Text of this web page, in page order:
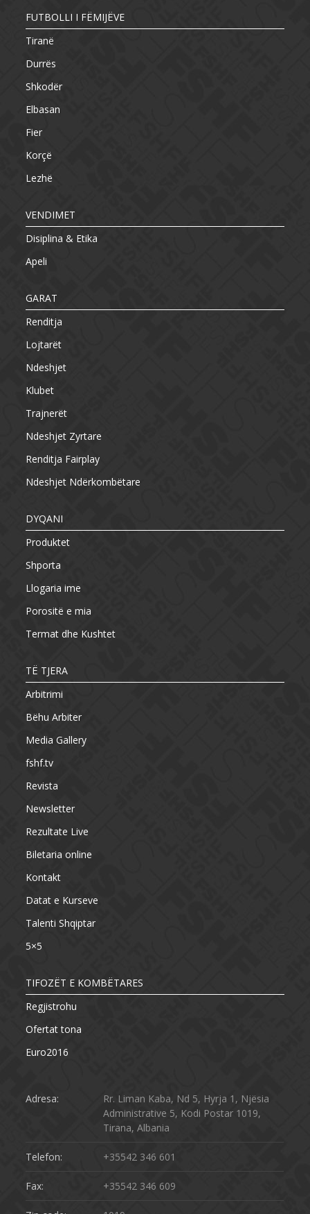
FUTBOLLI I FËMIJËVE
Tiranë
Durrës
Shkodër
Elbasan
Fier
Korçë
Lezhë
VENDIMET
Disiplina & Etika
Apeli
GARAT
Renditja
Lojtarët
Ndeshjet
Klubet
Trajnerët
Ndeshjet Zyrtare
Renditja Fairplay
Ndeshjet Ndërkombëtare
DYQANI
Produktet
Shporta
Llogaria ime
Porositë e mia
Termat dhe Kushtet
TË TJERA
Arbitrimi
Bëhu Arbiter
Media Gallery
fshf.tv
Revista
Newsletter
Rezultate Live
Biletaria online
Kontakt
Datat e Kurseve
Talenti Shqiptar
5×5
TIFOZËT E KOMBËTARES
Regjistrohu
Ofertat tona
Euro2016
Adresa:
Rr. Liman Kaba, Nd 5, Hyrja 1, Njësia
Administrative 5, Kodi Postar 1019,
Tirana, Albania
Telefon: +35542 346 601
Fax: +35542 346 609